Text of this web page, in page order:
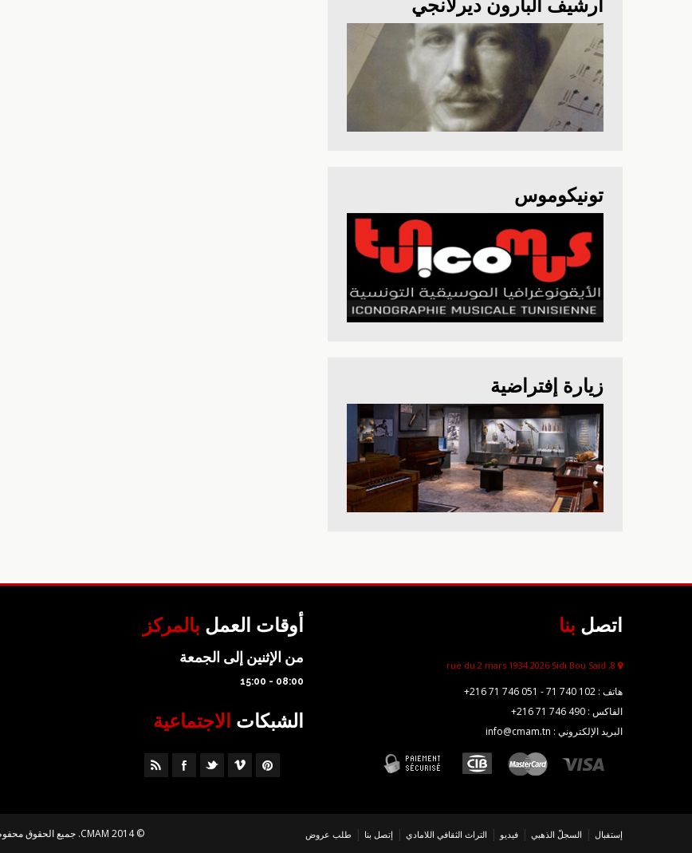
أرشيف البارون ديرلانجي
تونيكوموس
زيارة إفتراضية
أوقات العمل بالمركز
من الإثنين إلى الجمعة
08:00 - 15:00
الشبكات الاجتماعية
اتصل بنا
هاتف : +216 71 746 051 - 71 740 102
الفاكس : +216 71 746 490
البريد الإلكتروني : info@cmam.tn
© 2014 CMAM. جميع الحقوق محفوظة الموقع من تصميم إستفبال | السجلّ الذهبي | فيديو | التراث الثقافي اللامادي | إتصل بنا | طلب عروض